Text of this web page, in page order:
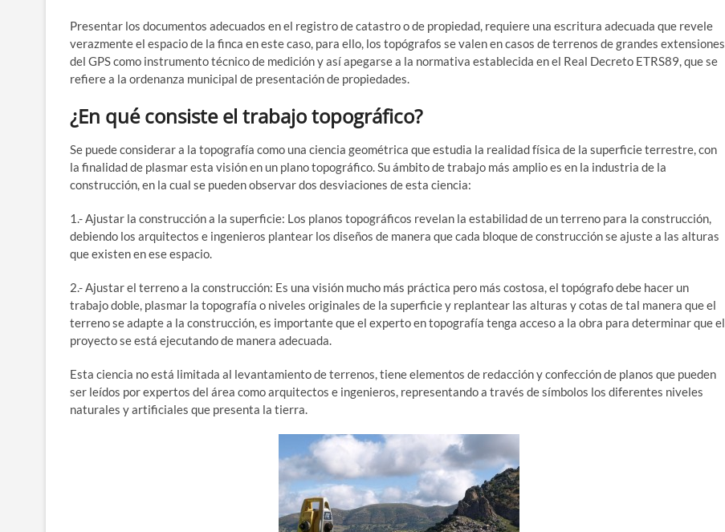
Presentar los documentos adecuados en el registro de catastro o de propiedad, requiere una escritura adecuada que revele
verazmente el espacio de la finca en este caso, para ello, los topógrafos se valen en casos de terrenos de grandes extensiones
del GPS como instrumento técnico de medición y así apegarse a la normativa establecida en el Real Decreto ETRS89, que se
refiere a la ordenanza municipal de presentación de propiedades.
¿En qué consiste el trabajo topográfico?
Se puede considerar a la topografía como una ciencia geométrica que estudia la realidad física de la superficie terrestre, con
la finalidad de plasmar esta visión en un plano topográfico. Su ámbito de trabajo más amplio es en la industria de la
construcción, en la cual se pueden observar dos desviaciones de esta ciencia:
1.- Ajustar la construcción a la superficie: Los planos topográficos revelan la estabilidad de un terreno para la construcción,
debiendo los arquitectos e ingenieros plantear los diseños de manera que cada bloque de construcción se ajuste a las alturas
que existen en ese espacio.
2.- Ajustar el terreno a la construcción: Es una visión mucho más práctica pero más costosa, el topógrafo debe hacer un
trabajo doble, plasmar la topografía o niveles originales de la superficie y replantear las alturas y cotas de tal manera que el
terreno se adapte a la construcción, es importante que el experto en topografía tenga acceso a la obra para determinar que el
proyecto se está ejecutando de manera adecuada.
Esta ciencia no está limitada al levantamiento de terrenos, tiene elementos de redacción y confección de planos que pueden
ser leídos por expertos del área como arquitectos e ingenieros, representando a través de símbolos los diferentes niveles
naturales y artificiales que presenta la tierra.